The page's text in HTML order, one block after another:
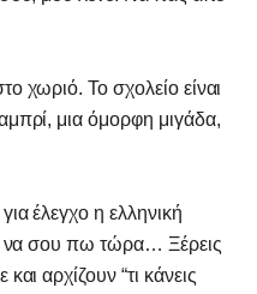
χωριό. Το σχολείο είναι
μια όμορφη μιγάδα,
έλεγχο η ελληνική
να σου πω τώρα… Ξέρεις
αρχίζουν “τι κάνεις